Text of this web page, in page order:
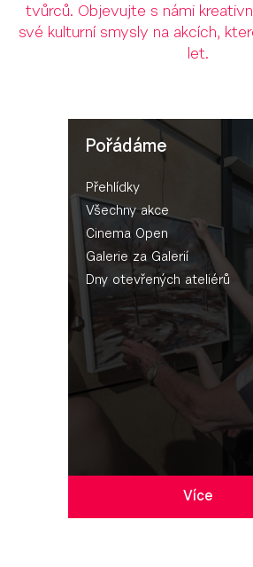
tvůrců. Objevujte s námi
své kulturní smysly na akcích,
let.
Pořádáme
Přehlídky
Všechny akce
Cinema Open
Galerie za Galerií
Dny otevřených ateliérů
Více